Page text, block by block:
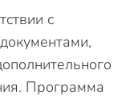
с
Программа